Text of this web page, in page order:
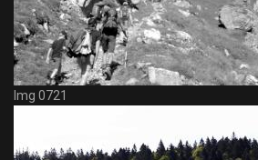
Img 0721